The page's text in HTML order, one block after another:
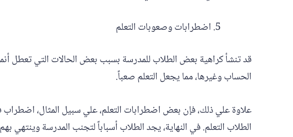
اضطرابات وصعوبات التعلم
قد تنشأ كراهية بعض الطلاب للمدرسة بسبب بعض الحالات التي تعطل
الحساب وغيرها، مما يجعل التعلم صعباً.
علاوة علي ذلك، فإن بعض اضطرابات التعلم، علي سبيل المثال،
الطلاب التعلم. في النهاية، يجد الطلاب أسباباً لتجنب المدرسة وينتهي